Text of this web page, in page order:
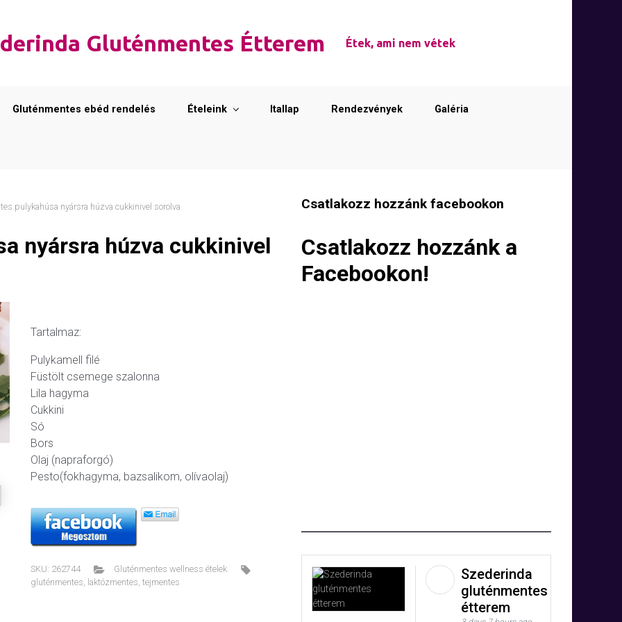
Gluténmentes Étterem Étek, ami nem vétek
Gluténmentes ebéd rendelés Ételeink Itallap Rendezvények Galéria
pulykahúsa nyársra húzva cukkinivel sorolva
nyársra húzva cukkinivel
Tartalmaz:
Pulykamell filé
Füstölt csemege szalonna
Lila hagyma
Cukkini
Só
Bors
Olaj (napraforgó)
Pesto(fokhagyma, bazsalikom, olívaolaj)
SKU: 262744
Gluténmentes wellness ételek
gluténmentes, laktózmentes, tejmentes
Csatlakozz hozzánk facebookon
Csatlakozz hozzánk a
Facebookon!
Szederinda
gluténmentes
étterem